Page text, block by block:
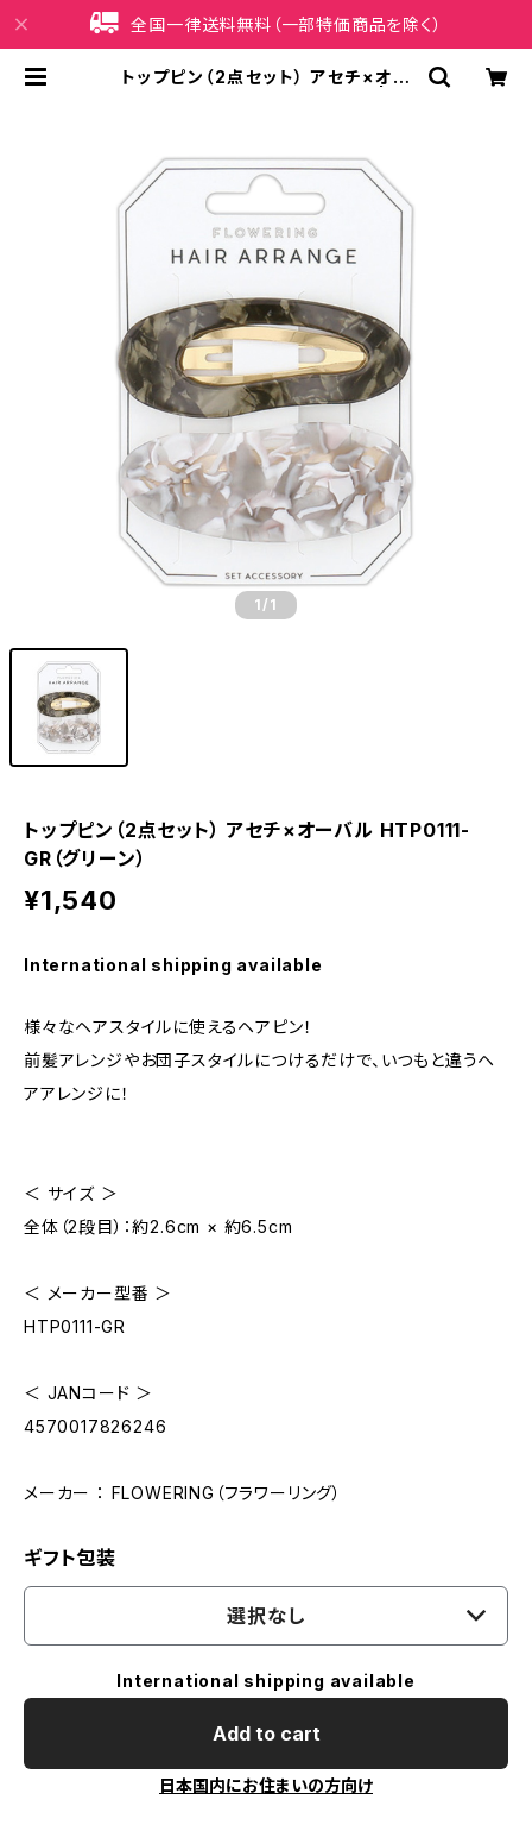
全国一律送料無料（一部特価商品を除く）
トップピン（2点セット） アセチ×オー
1 /1
トップピン（2点セット） アセチ×オーバル HTP0111-
GR（グリーン）
¥1,540
International shipping available
様々なヘアスタイルに使えるヘアピン！
前髪アレンジやお団子スタイルにつけるだけで、いつもと違うヘ
アアレンジに！
＜ サイズ ＞
全体（2段目）：約2.6cm × 約6.5cm
＜ メーカー型番 ＞
HTP0111-GR
＜ JANコード ＞
4570017826246
メーカー ： FLOWERING（フラワーリング）
ギフト包装
選択なし
International shipping available
Add to cart
日本国内にお住まいの方向け